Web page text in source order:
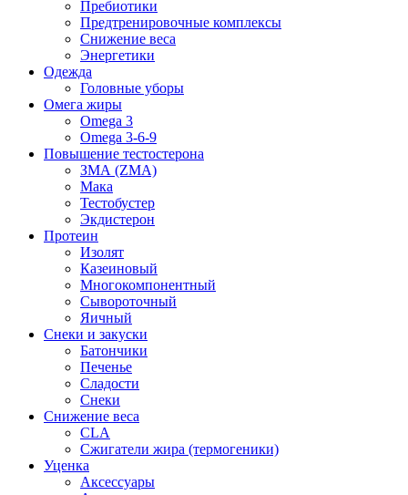
Пребиотики
Предтренировочные комплексы
Снижение веса
Энергетики
Одежда
Головные уборы
Омега жиры
Omega 3
Omega 3-6-9
Повышение тестостерона
ЗМА (ZMA)
Мака
Тестобустер
Экдистерон
Протеин
Изолят
Казеиновый
Многокомпонентный
Сывороточный
Яичный
Снеки и закуски
Батончики
Печенье
Сладости
Снеки
Снижение веса
CLA
Сжигатели жира (термогеники)
Уценка
Аксессуары